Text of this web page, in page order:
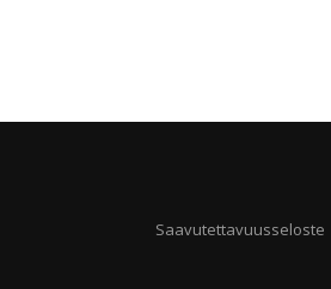
Saavutettavuusseloste